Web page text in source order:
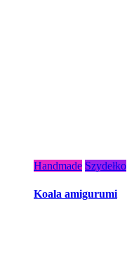
Handmade Szydełko
Koala amigurumi